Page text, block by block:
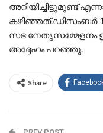
അറിയിച്ചിട്ടുമുണ്ട്
കഴിഞ്ഞത്.ഡിസംബർ
സഭ നേതൃസമ്മേളനം
അദ്ദേഹം പറഞ്ഞു.
Share